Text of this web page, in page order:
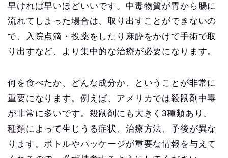
早ければ早いほどいいです。中毒物質が胃から腸に
流れてしまった場合は、取り出すことができないの
で、入院点滴・投薬をしたり麻酔をかけて手術で取
り出すなど、より集中的な治療が必要になります。
何を食べたか、どんな成分か、ということが非常に
重要になります。例えば、アメリカでは殺鼠剤中毒
が非常に多いです。殺鼠剤にも大きく3種類あり、
種類によって生じうる症状、治療方法、予後が異な
ります。ボトルやパッケージが重要な情報を与えて